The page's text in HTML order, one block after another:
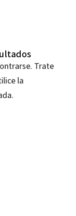
Trate
la